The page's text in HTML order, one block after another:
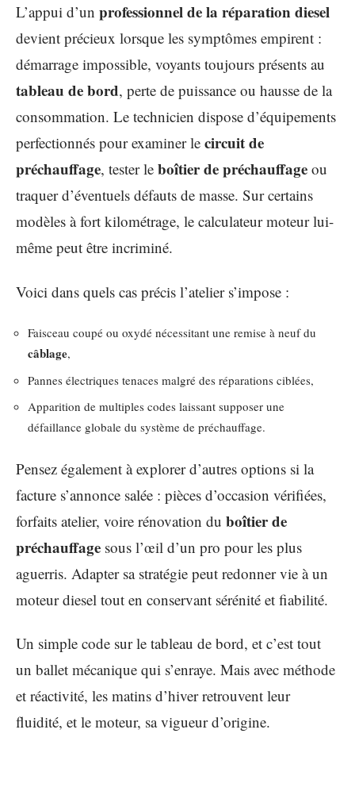
L’appui d’un professionnel de la réparation diesel
devient précieux lorsque les symptômes empirent :
démarrage impossible, voyants toujours présents au
tableau de bord, perte de puissance ou hausse de la
consommation. Le technicien dispose d’équipements
perfectionnés pour examiner le circuit de
préchauffage, tester le boîtier de préchauffage ou
traquer d’éventuels défauts de masse. Sur certains
modèles à fort kilométrage, le calculateur moteur lui-
même peut être incriminé.
Voici dans quels cas précis l’atelier s’impose :
Faisceau coupé ou oxydé nécessitant une remise à neuf du
câblage,
Pannes électriques tenaces malgré des réparations ciblées,
Apparition de multiples codes laissant supposer une
défaillance globale du système de préchauffage.
Pensez également à explorer d’autres options si la
facture s’annonce salée : pièces d’occasion vérifiées,
forfaits atelier, voire rénovation du boîtier de
préchauffage sous l’œil d’un pro pour les plus
aguerris. Adapter sa stratégie peut redonner vie à un
moteur diesel tout en conservant sérénité et fiabilité.
Un simple code sur le tableau de bord, et c’est tout
un ballet mécanique qui s’enraye. Mais avec méthode
et réactivité, les matins d’hiver retrouvent leur
fluidité, et le moteur, sa vigueur d’origine.